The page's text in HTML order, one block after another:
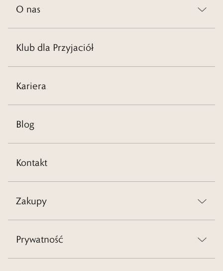
O nas
Klub dla Przyjaciół
Kariera
Blog
Kontakt
Zakupy
Prywatność